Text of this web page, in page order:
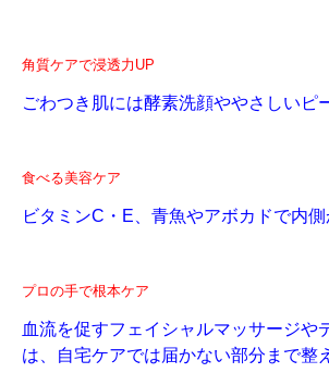
角質ケアで浸透力UP
ごわつき肌には酵素洗顔ややさしいピ
食べる美容ケア
ビタミンC・E、青魚やアボカドで内
プロの手で根本ケア
血流を促すフェイシャルマッサージや
は、自宅ケアでは届かない部分まで整